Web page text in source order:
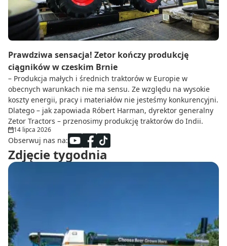
Prawdziwa sensacja! Zetor kończy produkcję
ciągników w czeskim Brnie
– Produkcja małych i średnich traktorów w Europie w
obecnych warunkach nie ma sensu. Ze względu na wysokie
koszty energii, pracy i materiałów nie jesteśmy konkurencyjni.
Dlatego – jak zapowiada Róbert Harman, dyrektor generalny
Zetor Tractors – przenosimy produkcję traktorów do Indii.
14 lipca 2026
Obserwuj nas na:
Zdjęcie tygodnia